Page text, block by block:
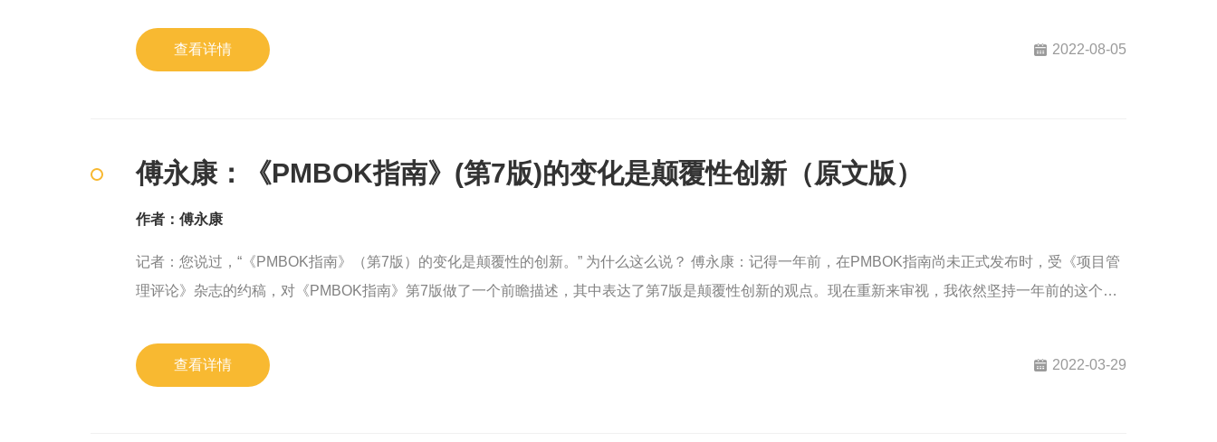
查看详情 2022-08-05
傅永康：《PMBOK指南》(第7版)的变化是颠覆性创新（原文版）
作者：傅永康
记者：您说过，“《PMBOK指南》（第7版）的变化是颠覆性的创新。” 为什么这么说？ 傅永康：记得一年前，在PMBOK指南尚未正式发布时，受《项目管
理评论》杂志的约稿，对《PMBOK指南》第7版做了一个前瞻描述，其中表达了第7版是颠覆性创新的观点。现在重新来审视，我依然坚持一年前的这个观
查看详情 2022-03-29